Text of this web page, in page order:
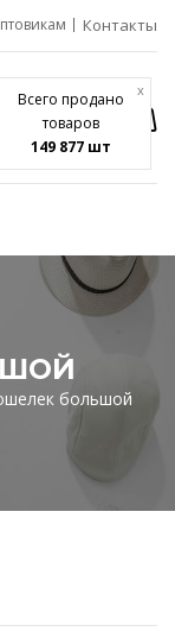
Всего продано
товаров
149 877 шт
x
Контакты
большой